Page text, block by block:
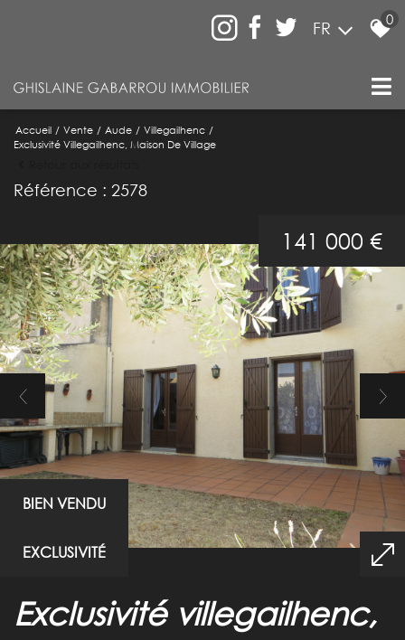
FR 0
Accueil Vente Aude
Villegailhenc
Exclusivité Villegailhenc, Maison De Village
Référence : 2578
BIEN VENDU
EXCLUSIVITÉ
141 000 €
exclusivité villegailhenc,